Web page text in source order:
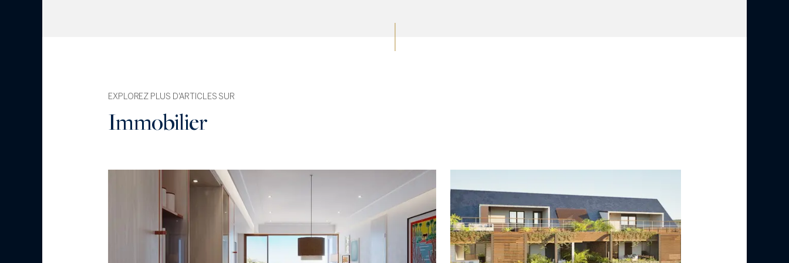
EXPLOREZ PLUS D'ARTICLES SUR
Immobilier